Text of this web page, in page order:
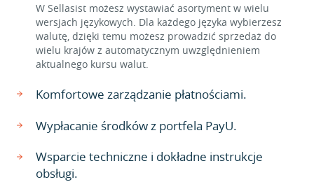
W Sellasist możesz wystawiać asortyment w wielu
wersjach językowych. Dla każdego języka wybierzesz
walutę, dzięki temu możesz prowadzić sprzedaż do
wielu krajów z automatycznym uwzględnieniem
aktualnego kursu walut.
Komfortowe zarządzanie płatnościami.
Wypłacanie środków z portfela PayU.
Wsparcie techniczne i dokładne instrukcje
obsługi.